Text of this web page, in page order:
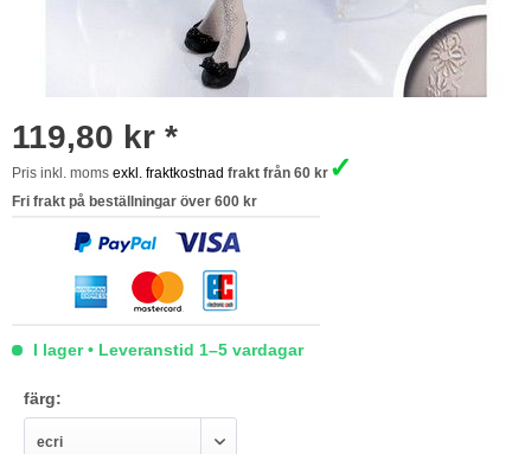
119,80 kr *
Pris inkl. moms exkl. fraktkostnad frakt från 60 kr ✓
Fri frakt på beställningar över 600 kr
I lager • Leveranstid 1–5 vardagar
färg: